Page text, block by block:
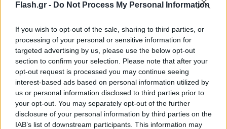
Flash.gr - Do Not Process My Personal Information
If you wish to opt-out of the sale, sharing to third parties, or
processing of your personal or sensitive information for
targeted advertising by us, please use the below opt-out
section to confirm your selection. Please note that after your
opt-out request is processed you may continue seeing
interest-based ads based on personal information utilized by
us or personal information disclosed to third parties prior to
your opt-out. You may separately opt-out of the further
disclosure of your personal information by third parties on the
IAB’s list of downstream participants. This information may